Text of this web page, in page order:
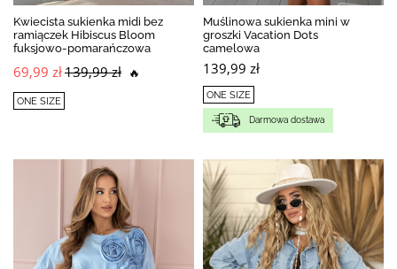
Kwiecista sukienka midi bez
ramiączek Hibiscus Bloom
fuksjowo-pomarańczowa
69,99 zł139,99 zł 🔥
ONE SIZE
Muślinowa sukienka mini w
groszki Vacation Dots
camelowa
139,99 zł
ONE SIZE
Darmowa dostawa